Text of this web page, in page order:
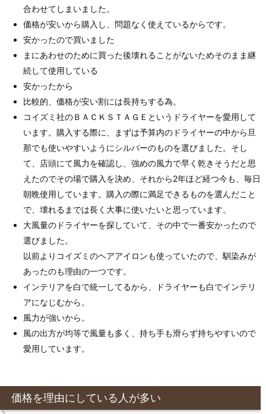
合わせてしまいました。
価格が安いから購入し、問題なく使えているからです。
安かったので買いました
まにあわせのために買った後壊れることがないためそのまま継
続して使用している
安かったから
比較的、価格が安い割には長持ちする為。
コイズミ社のＢＡＣＫＳＴＡＧＥというドライヤーを愛用して
います。購入する際に、まずは予算内のドライヤーの中から旦
那でも使いやすいようにシルバーのものを選びました。そし
て、店頭にて風力を確認し、強めの風力で早く乾きそうだと思
えたのでその場で購入を決め、それから2年ほど経つ今も、毎日
朝晩使用しています。購入の際に満足できるものを選んだこと
で、壊れるまでは長く大事に使いたいと思っています。
大風量のドライヤーを探していて、その中で一番安かったので
選びました。
以前よりコイズミのヘアアイロンも使っていたので、馴染みが
あったのも理由の一つです。
インテリアを白で統一してるから、ドライヤーも白でインテリ
アになじむから。
風力が強いから。
風の出方が均等で風量も多く、持ち手も滑らず持ちやすいので
愛用しています。
価格を理由にしている人が多い